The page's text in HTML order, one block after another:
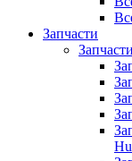
Запчасти